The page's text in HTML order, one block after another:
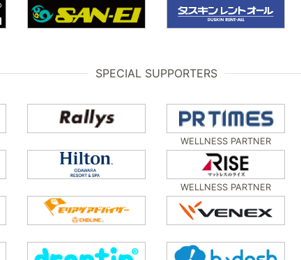
SPECIAL SUPPORTERS
WELLNESS PARTNER
WELLNESS PARTNER